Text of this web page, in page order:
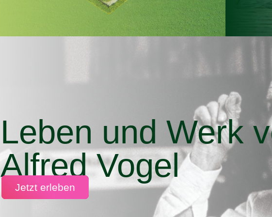
Leben und Werk
Alfred Vogel
Jetzt erleben